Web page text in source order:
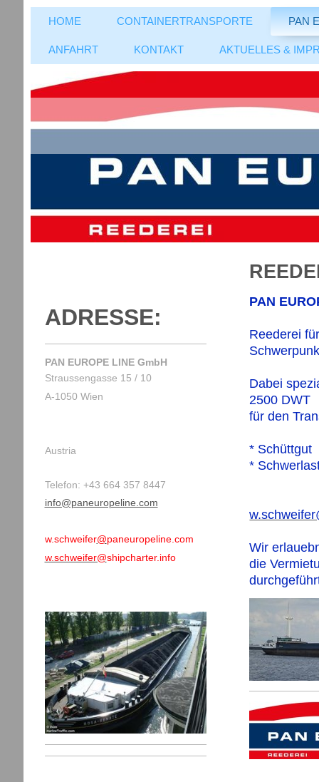
HOME CONTAINERTRANSPORTE PAN
ANFAHRT KONTAKT AKTUELLES &
PAN
Reederei
Dabei
2500 DWT
für den
* Schüttgut
*
Wir
die
ADRESSE:
PAN EUROPE LINE GmbH
Straussengasse 15 / 10
A-1050 Wien
Austria
Telefon: +43 664 357 8447
info@paneuropeline.com
w.schweifer@paneuropeline.com
w.schweifer@shipcharter.info